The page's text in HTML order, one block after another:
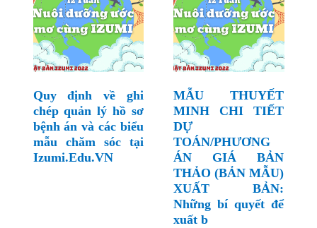
Quy định về ghi
chép quản lý hồ sơ
bệnh án và các biểu
mẫu chăm sóc tại
Izumi.Edu.VN
MẪU THUYẾT
MINH CHI TIẾT
DỰ
TOÁN/PHƯƠNG
ÁN GIÁ BẢN
THẢO (BẢN MẪU)
XUẤT BẢN:
Những bí quyết để
xuất b